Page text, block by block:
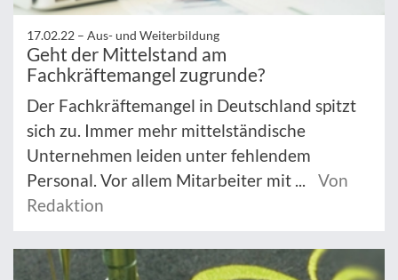
17.02.22 – Aus- und Weiterbildung
Geht der Mittelstand am
Fachkräftemangel zugrunde?
Der Fachkräftemangel in Deutschland spitzt
sich zu. Immer mehr mittelständische
Unternehmen leiden unter fehlendem
Personal. Vor allem Mitarbeiter mit ...
Von
Redaktion